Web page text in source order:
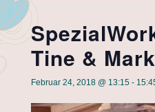
Tine & Mark
Februar 24, 2018 @ 13:15 -